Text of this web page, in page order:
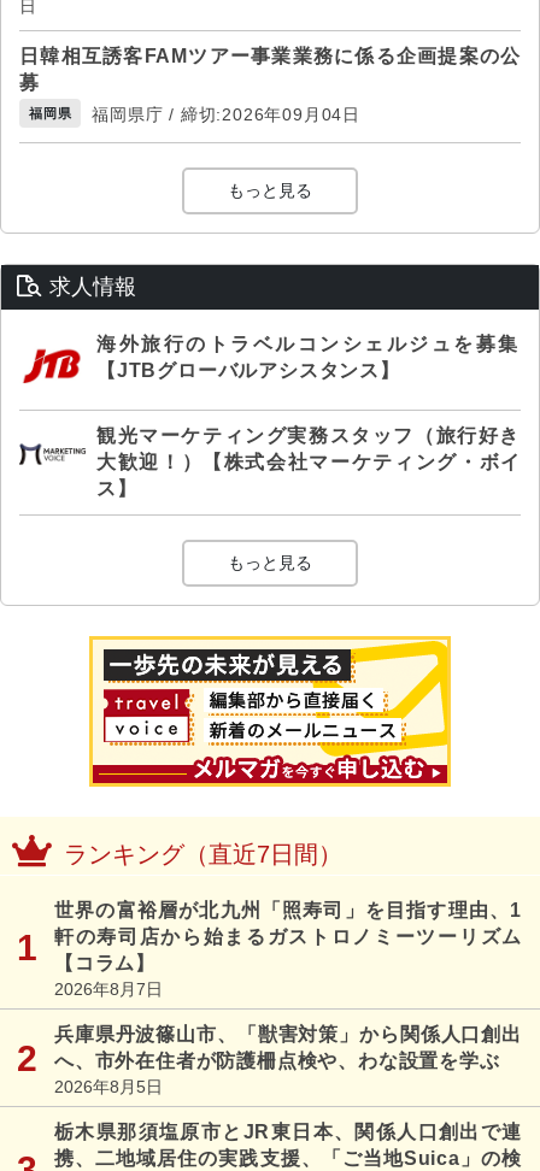
日
日韓相互誘客FAMツアー事業業務に係る企画提案の公
募
福岡県 福岡県庁 / 締切:2026年09月04日
もっと見る
求人情報
海外旅行のトラベルコンシェルジュを募集
【JTBグローバルアシスタンス】
観光マーケティング実務スタッフ（旅行好き
大歓迎！）【株式会社マーケティング・ボイ
ス】
もっと見る
ランキング（直近7日間）
世界の富裕層が北九州「照寿司」を目指す理由、1
軒の寿司店から始まるガストロノミーツーリズム
【コラム】
2026年8月7日
兵庫県丹波篠山市、「獣害対策」から関係人口創出
へ、市外在住者が防護柵点検や、わな設置を学ぶ
2026年8月5日
栃木県那須塩原市とJR東日本、関係人口創出で連
携、二地域居住の実践支援、「ご当地Suica」の検